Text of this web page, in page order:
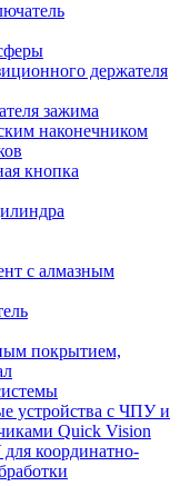
держателя
зажима
наконечником
кнопка
с алмазным
покрытием,
устройства с ЧПУ и
Quick Vision
координатно-